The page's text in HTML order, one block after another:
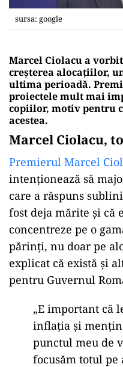
sursa: google
Marcel Ciolacu a
creșterea alocațiilor,
ultima perioadă.
proiectele mult mai
copiilor, motiv pentru
acestea.
Marcel Ciolacu,
Premierul Marcel
intenționează să
care a răspuns
fost deja mărite și că
concentreze pe o
părinți, nu doar pe
explicat că există și
pentru Guvernul
„E important că
inflația și
punctul meu de
focusăm totul pe